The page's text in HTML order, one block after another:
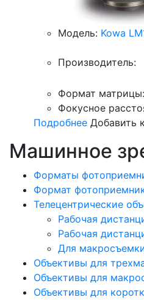
Модель: Kowa
Производитель:
Формат матрицы:
Фокусное
Подробнее Добавить
Машинное
Форматы
Формат
Телецентрические
Рабочая
Рабочая
Для
Объективы для
Объективы для
Объективы для